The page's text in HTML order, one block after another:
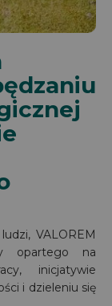
VALOREM
opartego na
inicjatywie
i dzieleniu się